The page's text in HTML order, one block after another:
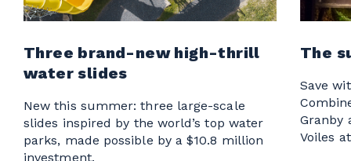
Three brand-new high-thrill
water slides
New this summer: three large-scale
slides inspired by the world’s top water
parks, made possible by a $10.8 million
investment.
The
Save
Granby
Voiles